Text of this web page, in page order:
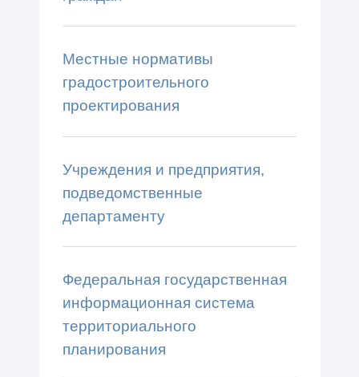
Местные нормативы
градостроительного
проектирования
Учреждения и предприятия,
подведомственные
департаменту
Федеральная государственная
информационная система
территориального
планирования